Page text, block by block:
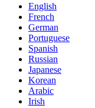
English
French
German
Portuguese
Spanish
Russian
Japanese
Korean
Arabic
Irish